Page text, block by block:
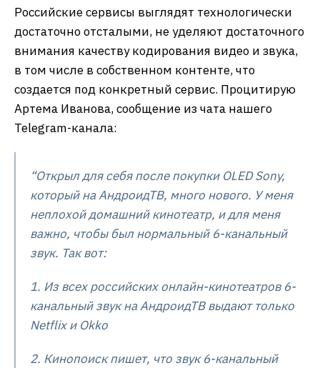
Российские сервисы выглядят технологически
достаточно отсталыми, не уделяют достаточного
внимания качеству кодирования видео и звука,
в том числе в собственном контенте, что
создается под конкретный сервис. Процитирую
Артема Иванова, сообщение из чата нашего
Telegram-канала:
“Открыл для себя после покупки OLED Sony,
который на АндроидТВ, много нового. У меня
неплохой домашний кинотеатр, и для меня
важно, чтобы был нормальный 6-канальный
звук. Так вот:
1. Из всех российских онлайн-кинотеатров 6-
канальный звук на АндроидТВ выдают только
Netflix и Okko
2. Кинопоиск пишет, что звук 6-канальный